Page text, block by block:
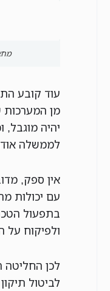
עוד קובע
מן המערכות
יהיה
לממשלה
אין ספק,
עם יכולות
בתפעול
ולפיקוח על
לכן החליטה
לביטול